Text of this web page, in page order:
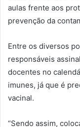
aulas frente aos
prevenção da
Entre os diversos
responsáveis
docentes no
imunes, já que é
vacinal.
“Sendo assim,